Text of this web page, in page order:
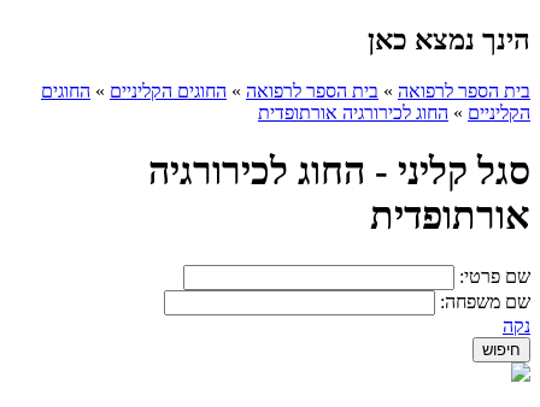
הינך נמצא כאן
בית הספר לרפואה » בית הספר לרפואה » החוגים הקליניים » החוגים
הקליניים » החוג לכירורגיה אורתופדית
סגל קליני - החוג לכירורגיה
אורתופדית
שם פרטי:
שם משפחה:
נקה